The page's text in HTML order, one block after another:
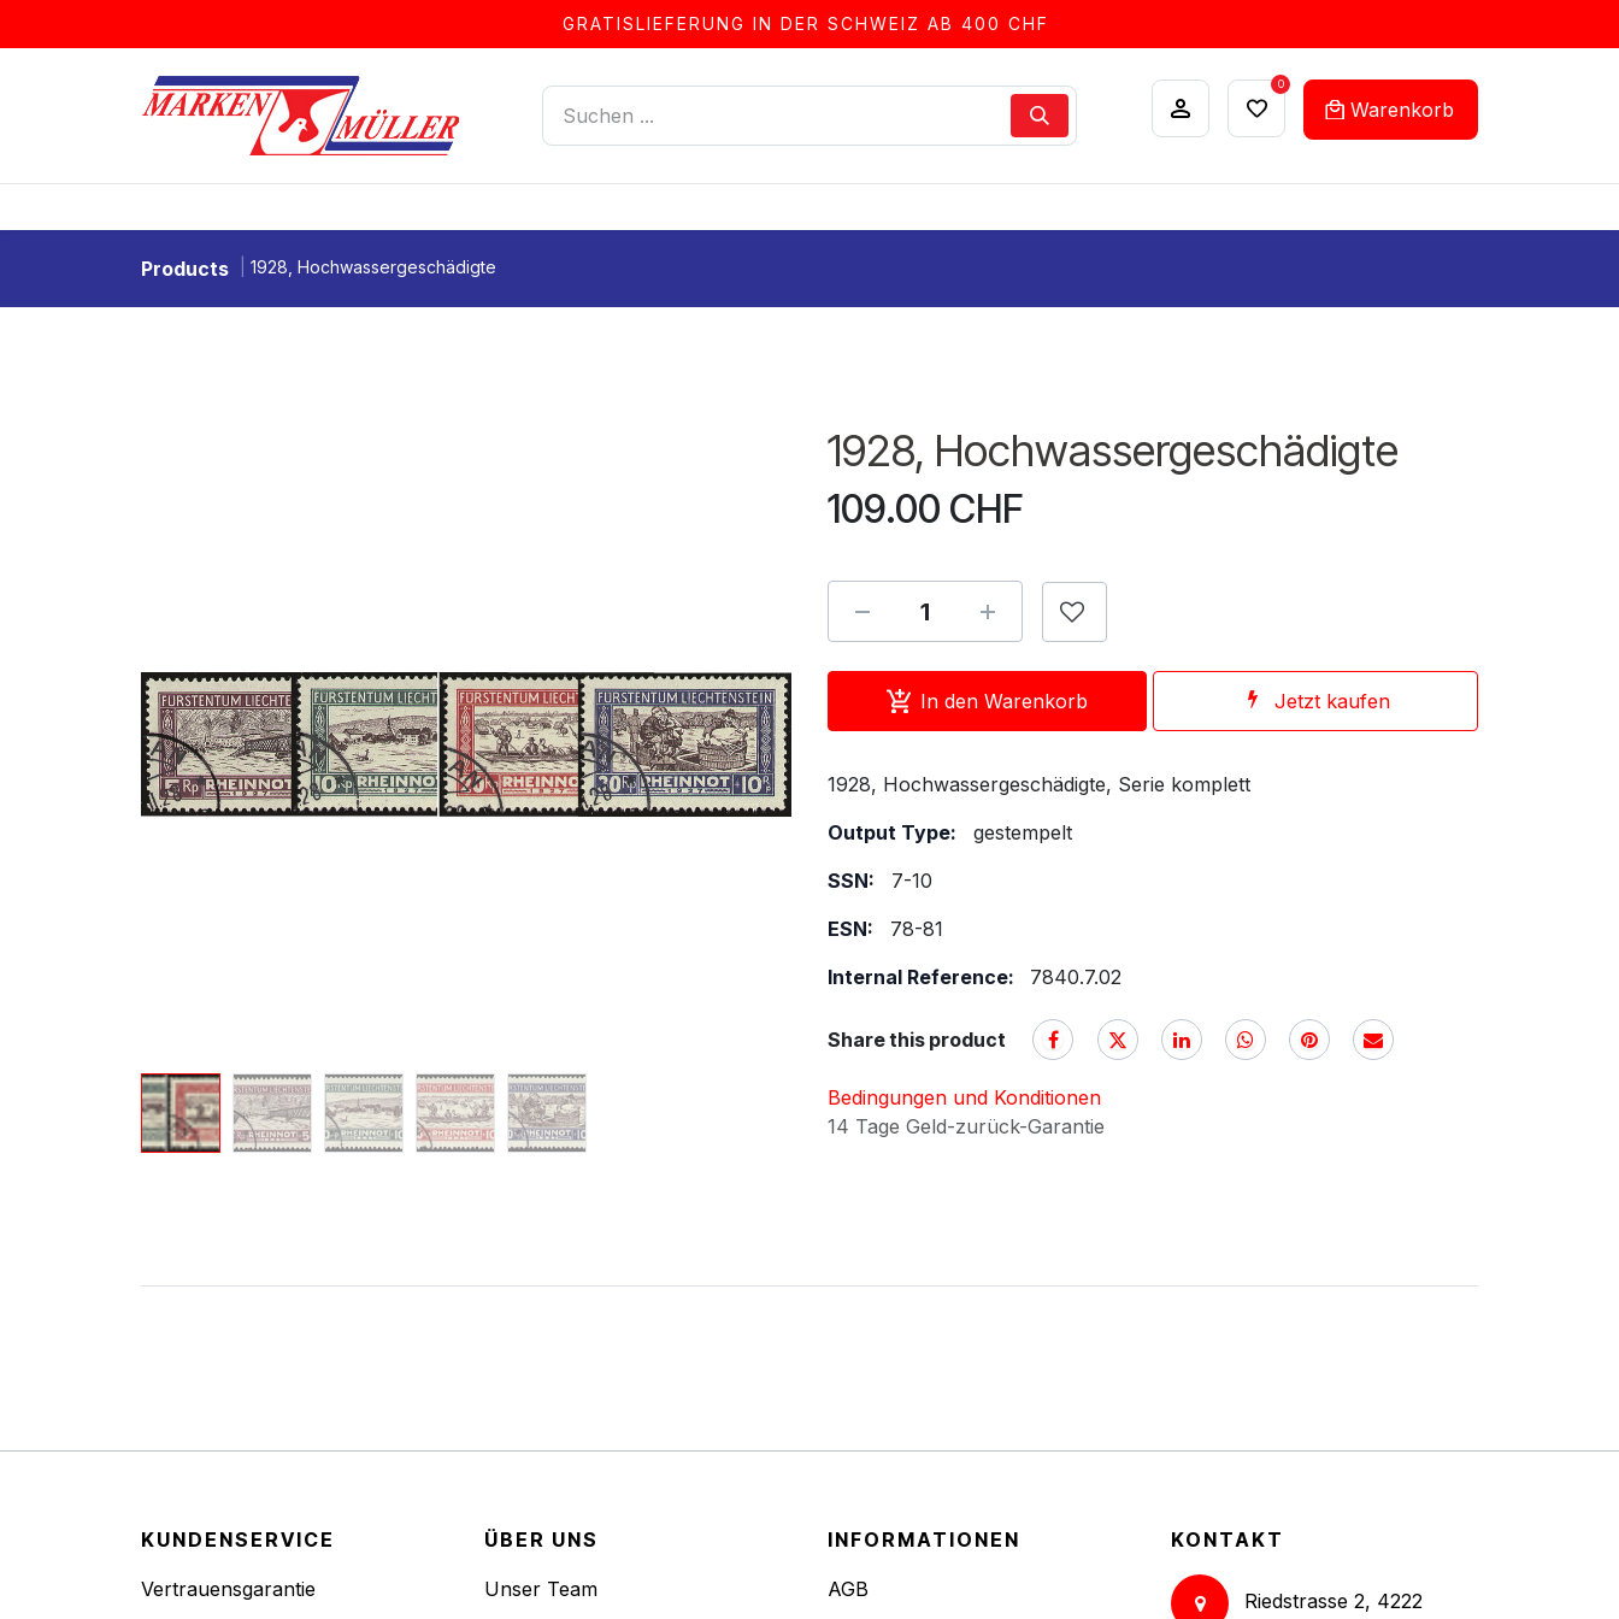
GRATISLIEFERUNG IN DER SCHWEIZ AB 400 CHF
0
Warenkorb
Products 1928, Hochwassergeschädigte
1928, Hochwassergeschädigte
109.00 CHF
In den Warenkorb Jetzt kaufen
1928, Hochwassergeschädigte, Serie komplett
Output Type:
gestempelt
SSN:
7-10
ESN:
78-81
Internal Reference:
7840.7.02
Share this product
Bedingungen und Konditionen
14 Tage Geld-zurück-Garantie
KUNDENSERVICE
Vertrauensgarantie
ÜBER UNS
Unser Team
INFORMATIONEN
AGB
KONTAKT
Riedstrasse 2, 4222